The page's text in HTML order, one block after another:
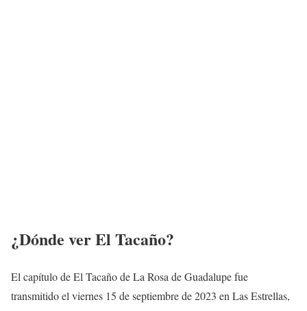
¿Dónde ver El Tacaño?
El capítulo de El Tacaño de La Rosa de Guadalupe fue
transmitido el viernes 15 de septiembre de 2023 en Las Estrellas,